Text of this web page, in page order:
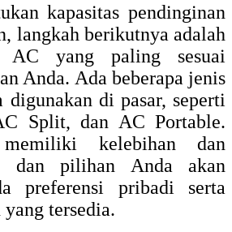
kapasitas pendinginan
langkah berikutnya adalah
AC yang paling sesuai
Anda. Ada beberapa jenis
di pasar, seperti
Split, dan AC Portable.
kelebihan dan
dan pilihan Anda akan
preferensi pribadi serta
tersedia.